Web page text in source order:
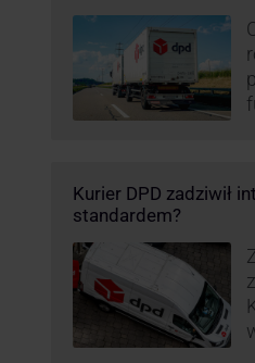
Kurier DPD zadziwił
standardem?